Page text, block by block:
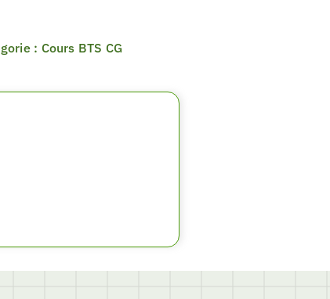
: Cours BTS CG